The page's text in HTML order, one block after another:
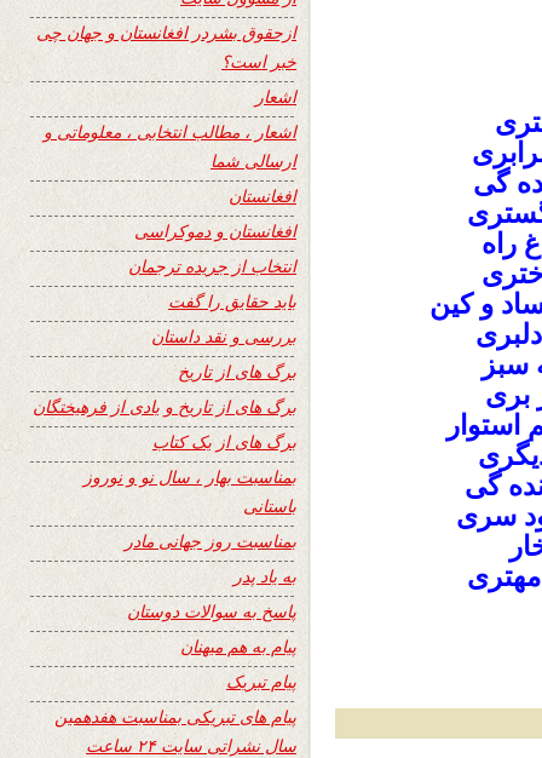
گی
راه
و کین
سبز
بری
گی
سری
ازحقوق بشردر افغانستان و جهان چی
خبر است؟
اشعار
اشعار ، مطالب انتخابی ، معلوماتی و
ارسالی شما
افغانستان
افغانستان و دموکراسی
انتخاب از جریده ترجمان
باید حقایق را گفت
بررسی و نقد داستان
برگ های از تاریخ
برگ های از تاریخ و یادی از فرهیختگان
برگ های از یک کتاب
بمناسبت بهار ، سال نو و نوروز
باستانی
بمناسبت روز جهانی مادر
به یاد پدر
پاسخ به سوالات دوستان
پیام به هم میهنان
پیام تبریک
پیام های تبریکی بمناسبت هفدهمین
سال نشراتی سایت ۲۴ ساعت